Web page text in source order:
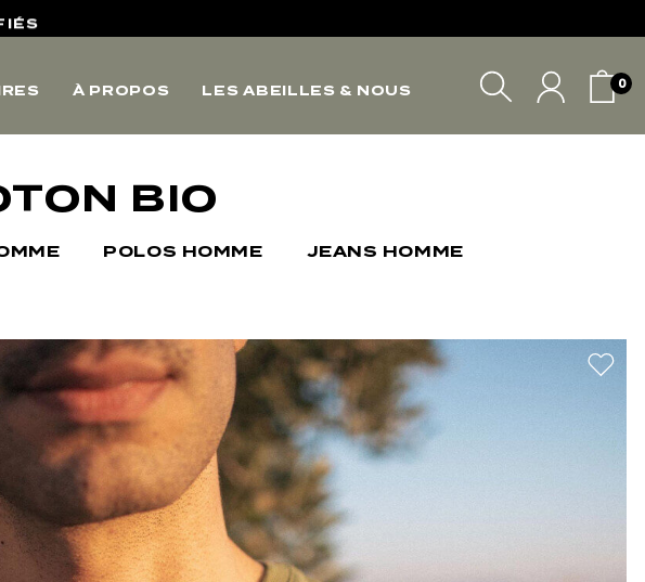
COMMANDE*
À PROPOS LES ABEILLES & NOUS 0
BIO
POLOS HOMME JEANS HOMME